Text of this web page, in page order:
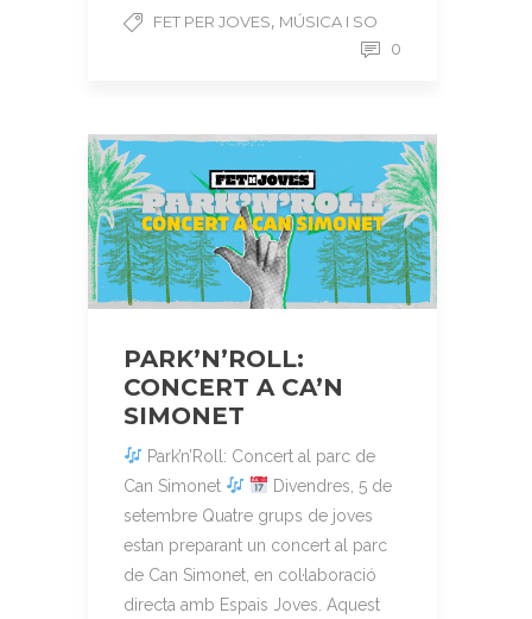
FET PER JOVES, MÚSICA I SO
0
PARK’N’ROLL:
CONCERT A CA’N
SIMONET
Park’n’Roll: Concert al parc de
Can Simonet
Divendres, 5 de
setembre Quatre grups de joves
estan preparant un concert al parc
de Can Simonet, en col·laboració
directa amb Espais Joves. Aquest